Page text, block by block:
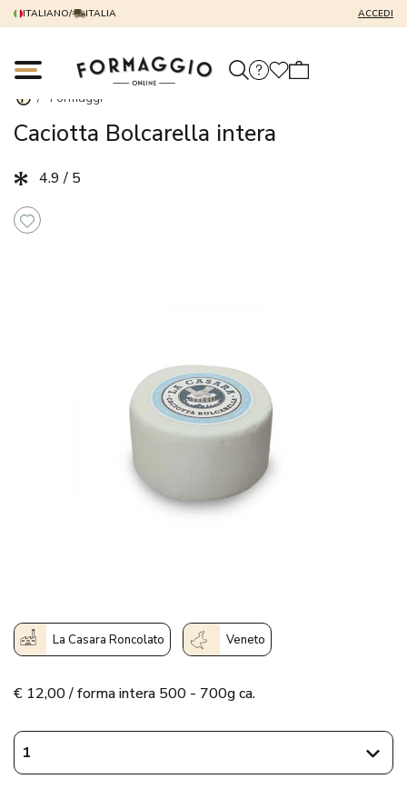
ITALIANO/ ITALIA ACCEDI
/ Formaggi
Caciotta Bolcarella intera
4.9 / 5
La Casara Roncolato Veneto
€ 12,00 / forma intera 500 - 700g ca.